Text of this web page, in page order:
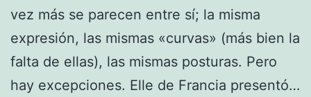
vez más se parecen entre sí; la misma
expresión, las mismas «curvas» (más bien la
falta de ellas), las mismas posturas. Pero
hay excepciones. Elle de Francia presentó…